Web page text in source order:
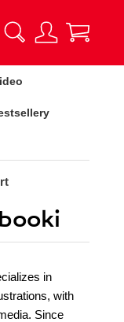
in
with
Since